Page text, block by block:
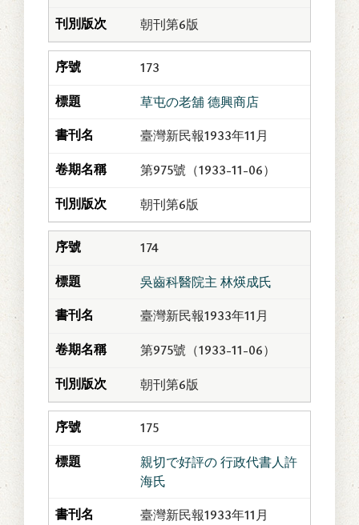
朝刊第6版
173
草屯の老舖 德興商店
臺灣新民報1933年11月
第975號（1933-11-06）
朝刊第6版
174
吳齒科醫院主 林煐成氏
臺灣新民報1933年11月
第975號（1933-11-06）
朝刊第6版
175
親切で好評の 行政代書人許
海氏
臺灣新民報1933年11月